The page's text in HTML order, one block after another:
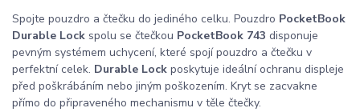
Spojte pouzdro a čtečku do jediného celku. Pouzdro PocketBook
Durable Lock spolu se čtečkou PocketBook 743 disponuje
pevným systémem uchycení, které spojí pouzdro a čtečku v
perfektní celek. Durable Lock poskytuje ideální ochranu displeje
před poškrábáním nebo jiným poškozením. Kryt se zacvakne
přímo do připraveného mechanismu v těle čtečky.